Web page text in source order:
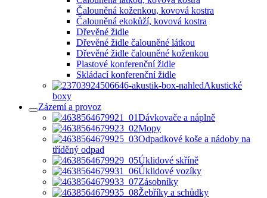
Čalouněná koženkou, kovová kostra
Čalouněná ekokůží, kovová kostra
Dřevěné židle
Dřevěné židle čalouněné látkou
Dřevěné židle čalouněné koženkou
Plastové konferenční židle
Skládací konferenční židle
Akustické
boxy
Zázemí a provoz
Dávkovače a náplně
Mopy
Odpadkové koše a nádoby na
tříděný odpad
Úklidové skříně
Úklidové vozíky
Zásobníky
Žebříky a schůdky